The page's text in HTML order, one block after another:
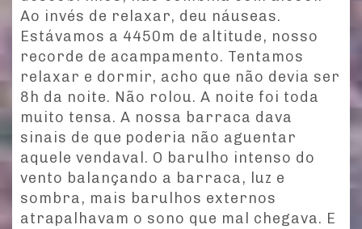
Ao invés de relaxar, deu náuseas.
Estávamos a 4450m de altitude, nosso
recorde de acampamento. Tentamos
relaxar e dormir, acho que não devia ser
8h da noite. Não rolou. A noite foi toda
muito tensa. A nossa barraca dava
sinais de que poderia não aguentar
aquele vendaval. O barulho intenso do
vento balançando a barraca, luz e
sombra, mais barulhos externos
atrapalhavam o sono que mal chegava. E